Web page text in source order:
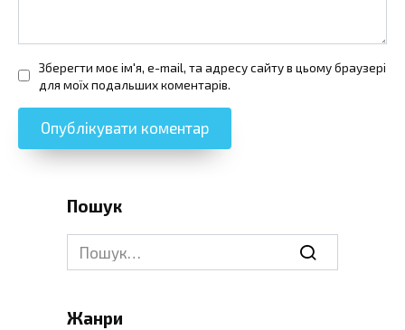
Зберегти моє ім'я, e-mail, та адресу сайту в цьому браузері
для моїх подальших коментарів.
Пошук
Search
for:
Жанри